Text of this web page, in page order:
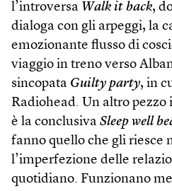
l’introversa Walk it back,
dialoga con gli arpeggi, la
emozionante flusso di
viaggio in treno verso
sincopata Guilty party, in
Radiohead. Un altro
è la conclusiva Sleep well
fanno quello che gli riesce
l’imperfezione delle
quotidiano. Funzionano